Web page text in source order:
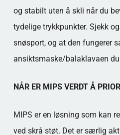
og stabilt uten å skli når du
tydelige trykkpunkter. Sjekk
snøsport, og at den fungerer
ansiktsmaske/balaklavaen
NÅR ER MIPS VERDT Å
MIPS er en løsning som kan
ved skrå støt. Det er særlig